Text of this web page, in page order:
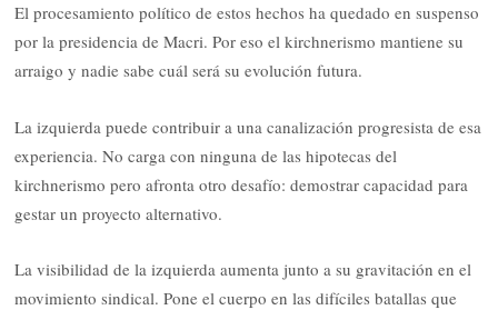
El procesamiento político de estos hechos ha quedado en suspenso
por la presidencia de Macri. Por eso el kirchnerismo mantiene su
arraigo y nadie sabe cuál será su evolución futura.
La izquierda puede contribuir a una canalización progresista de esa
experiencia. No carga con ninguna de las hipotecas del
kirchnerismo pero afronta otro desafío: demostrar capacidad para
gestar un proyecto alternativo.
La visibilidad de la izquierda aumenta junto a su gravitación en el
movimiento sindical. Pone el cuerpo en las difíciles batallas que